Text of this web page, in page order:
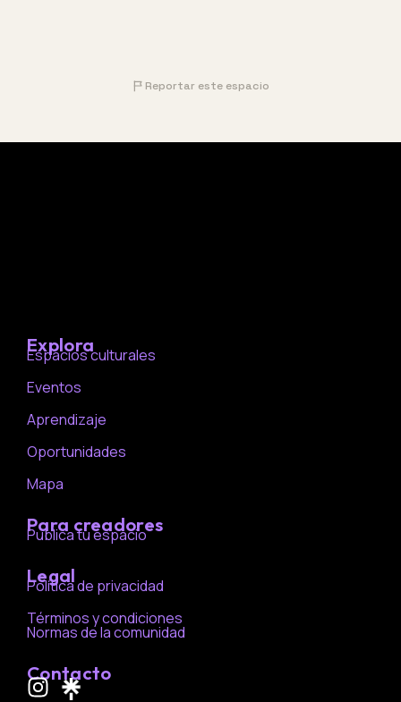
Reportar este espacio
Explora
Espacios culturales
Eventos
Aprendizaje
Oportunidades
Mapa
Para creadores
Publica tu espacio
Legal
Política de privacidad
Términos y condiciones
Normas de la comunidad
Contacto
I